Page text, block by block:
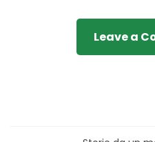
Leave a